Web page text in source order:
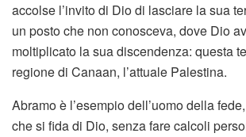
accolse l’invito di Dio di lasciare la sua
un posto che non conosceva, dove Dio
moltiplicato la sua discendenza: questa
regione di Canaan, l’attuale Palestina.
Abramo è l’esempio dell’uomo della
che si fida di Dio, senza fare calcoli